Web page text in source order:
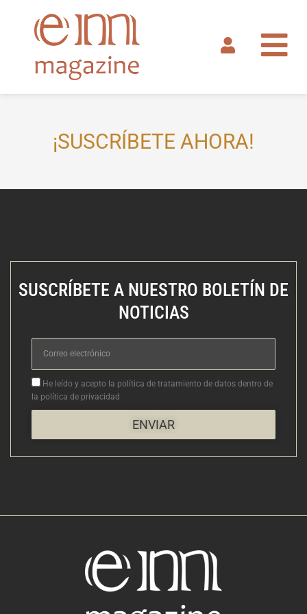
contenido
¡SUSCRÍBETE AHORA!
SUSCRÍBETE A NUESTRO BOLETÍN DE
NOTICIAS
Correo
electrónico
Aceptacion
He leído y acepto la política de tratamiento de datos dentro de
la política de privacidad
ENVIAR